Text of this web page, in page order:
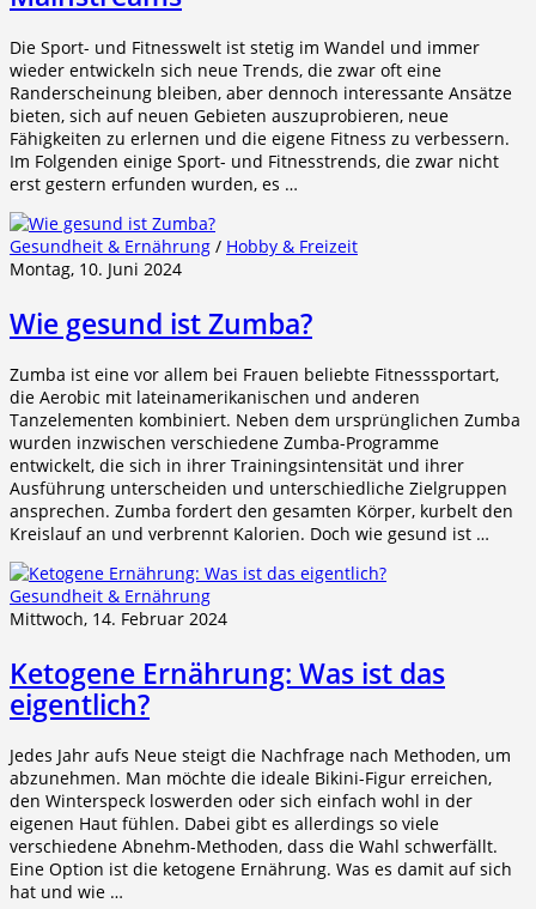
Die Sport- und Fitnesswelt ist stetig im Wandel und immer
wieder entwickeln sich neue Trends, die zwar oft eine
Randerscheinung bleiben, aber dennoch interessante Ansätze
bieten, sich auf neuen Gebieten auszuprobieren, neue
Fähigkeiten zu erlernen und die eigene Fitness zu verbessern.
Im Folgenden einige Sport- und Fitnesstrends, die zwar nicht
erst gestern erfunden wurden, es …
Gesundheit & Ernährung / Hobby & Freizeit
Montag, 10. Juni 2024
Wie gesund ist Zumba?
Zumba ist eine vor allem bei Frauen beliebte Fitnesssportart,
die Aerobic mit lateinamerikanischen und anderen
Tanzelementen kombiniert. Neben dem ursprünglichen Zumba
wurden inzwischen verschiedene Zumba-Programme
entwickelt, die sich in ihrer Trainingsintensität und ihrer
Ausführung unterscheiden und unterschiedliche Zielgruppen
ansprechen. Zumba fordert den gesamten Körper, kurbelt den
Kreislauf an und verbrennt Kalorien. Doch wie gesund ist …
Gesundheit & Ernährung
Mittwoch, 14. Februar 2024
Ketogene Ernährung: Was ist das
eigentlich?
Jedes Jahr aufs Neue steigt die Nachfrage nach Methoden, um
abzunehmen. Man möchte die ideale Bikini-Figur erreichen,
den Winterspeck loswerden oder sich einfach wohl in der
eigenen Haut fühlen. Dabei gibt es allerdings so viele
verschiedene Abnehm-Methoden, dass die Wahl schwerfällt.
Eine Option ist die ketogene Ernährung. Was es damit auf sich
hat und wie …